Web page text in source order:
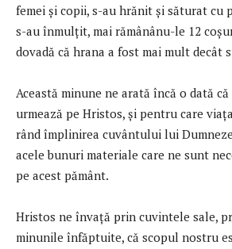
femei şi copii, s-au hrănit și săturat cu
s-au înmulţit, mai rămânânu-le 12
dovadă că hrana a fost mai mult decât
Această minune ne arată încă o dată
urmează pe Hristos, și pentru care
rând împlinirea cuvântului lui
acele bunuri materiale care ne sunt
pe acest pământ.
Hristos ne învață prin cuvintele sale,
minunile înfăptuite, că scopul nostru